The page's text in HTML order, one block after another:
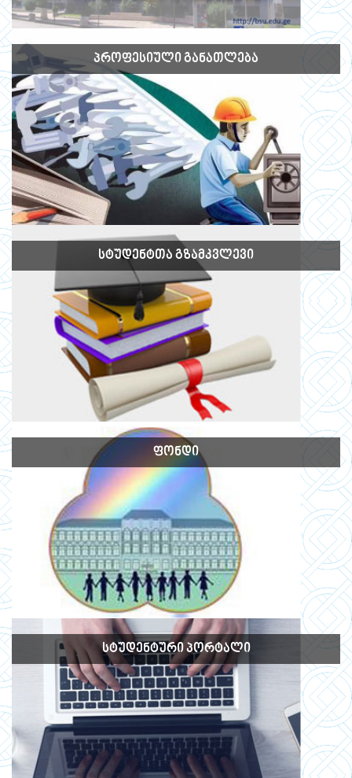
ᲞᲠᲝᲤᲔᲡᲘᲣᲚᲘ ᲒᲐᲜᲐᲗᲚᲔᲑᲐ
ᲡᲢᲣᲓᲔᲜᲢᲗᲐ ᲒᲖᲐᲛᲙᲕᲚᲔᲕᲘ
ᲤᲝᲜᲓᲘ
ᲡᲢᲣᲓᲔᲜᲢᲣᲠᲘ ᲞᲝᲠᲢᲐᲚᲘ